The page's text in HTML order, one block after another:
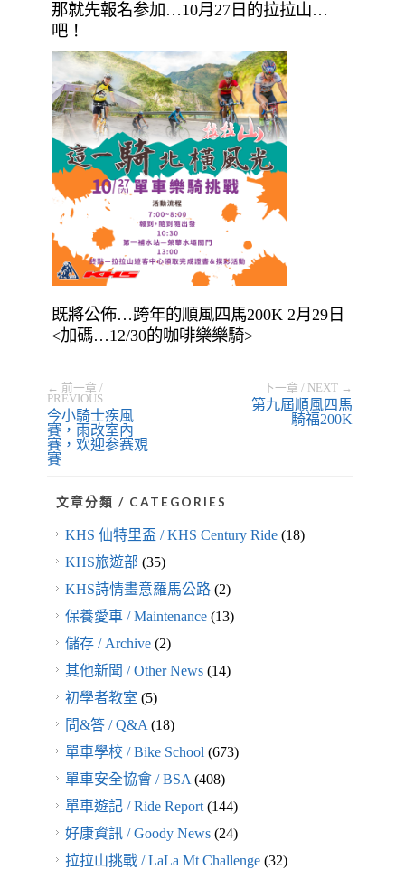
那就先報名参加…10月27日的拉拉山…
吧！
既將公佈…跨年的順風四馬200K 2月29日
<加碼…12/30的咖啡樂樂騎>
← 前一章 /
PREVIOUS
今小騎士疾風
賽，雨改室內
賽，欢迎参赛覌
賽
下一章 / NEXT →
第九屆順風四馬
騎福200K
文章分類 / CATEGORIES
KHS 仙特里盃 / KHS Century Ride(18)
KHS旅遊部 (35)
KHS詩情畫意羅馬公路(2)
保養愛車 / Maintenance(13)
儲存 / Archive(2)
其他新聞 / Other News(14)
初學者教室 (5)
問&答 / Q&A(18)
單車學校 / Bike School(673)
單車安全協會 / BSA(408)
單車遊記 / Ride Report(144)
好康資訊 / Goody News(24)
拉拉山挑戰 / LaLa Mt Challenge(32)